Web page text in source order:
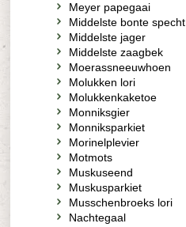
Meyer papegaai
Middelste bonte specht
Middelste jager
Middelste zaagbek
Moerassneeuwhoen
Molukken lori
Molukkenkaketoe
Monniksgier
Monniksparkiet
Morinelplevier
Motmots
Muskuseend
Muskusparkiet
Musschenbroeks lori
Nachtegaal